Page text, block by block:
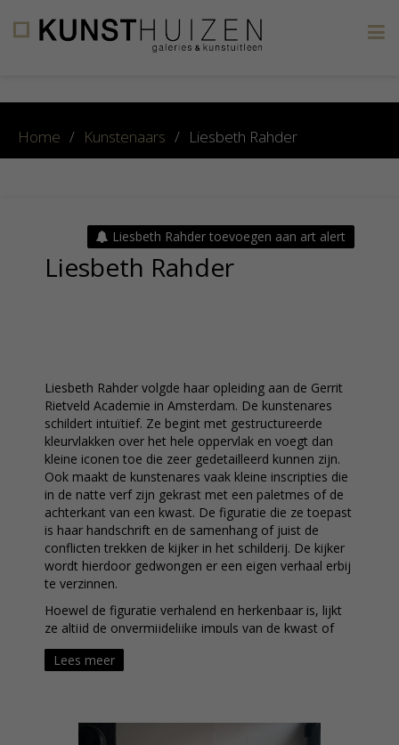
Home / Kunstenaars / Liesbeth Rahder
Liesbeth Rahder toevoegen aan art alert
Liesbeth Rahder
Liesbeth Rahder volgde haar opleiding aan de Gerrit
Rietveld Academie in Amsterdam. De kunstenares
schildert intuïtief. Ze begint met gestructureerde
kleurvlakken over het hele oppervlak en voegt dan
kleine iconen toe die zeer gedetailleerd kunnen zijn.
Ook maakt de kunstenares vaak kleine inscripties die
in de natte verf zijn gekrast met een paletmes of de
achterkant van een kwast. De figuratie die ze toepast
is haar handschrift en de samenhang of juist de
conflicten trekken de kijker in het schilderij. De kijker
wordt hierdoor gedwongen er een eigen verhaal erbij
te verzinnen.
Hoewel de figuratie verhalend en herkenbaar is, lijkt
ze altijd de onvermijdelijke impuls van de kwast of
het paletmes te volgen. Ze brengt hierbij de
kenmerken van het materiaal waarmee ze aan het
Lees meer